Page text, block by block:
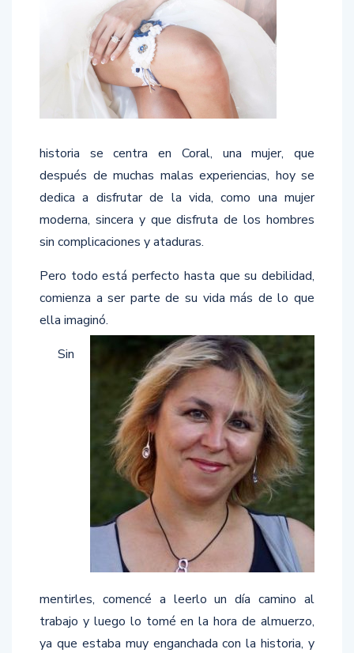
historia se centra en Coral, una mujer, que
después de muchas malas experiencias, hoy se
dedica a disfrutar de la vida, como una mujer
moderna, sincera y que disfruta de los hombres
sin complicaciones y ataduras.
Pero todo está perfecto hasta que su debilidad,
comienza a ser parte de su vida más de lo que
ella imaginó.
Sin
mentirles, comencé a leerlo un día camino al
trabajo y luego lo tomé en la hora de almuerzo,
ya que estaba muy enganchada con la historia, y